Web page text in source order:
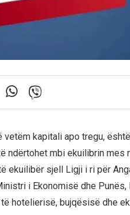
kapitali apo tregu,
ndërtohet mbi ekuilibrin mes
ekuilibër sjell Ligji i ri për
i Ekonomisë dhe Punës,
hotelierisë, bujqësisë dhe